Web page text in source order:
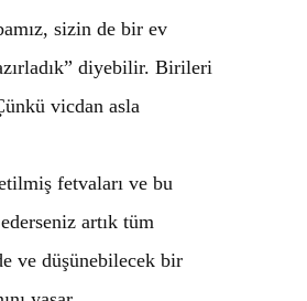
sizin de bir ev
diyebilir. Birileri
vicdan asla
fetvaları ve bu
artık tüm
ve düşünebilecek bir